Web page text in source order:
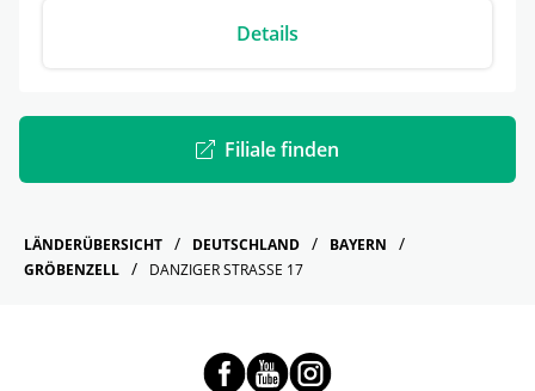
Details
Filiale finden
LÄNDERÜBERSICHT DEUTSCHLAND
BAYERN
GRÖBENZELL
DANZIGER STRASSE 17